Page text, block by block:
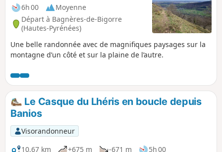
6h 00
Moyenne
Départ à Bagnères-de-Bigorre
(Hautes-Pyrénées)
Une belle randonnée avec de magnifiques paysages sur la
montagne d’un côté et sur la plaine de l’autre.
Le Casque du Lhéris en boucle depuis
Banios
Visorandonneur
10,67 km
+675 m -671 m 5h 00